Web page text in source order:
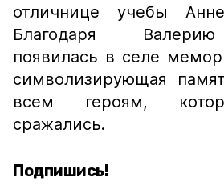
отличнице учебы
Благодаря
появилась в селе
символизирующая
всем героям,
сражались.
Подпишись!